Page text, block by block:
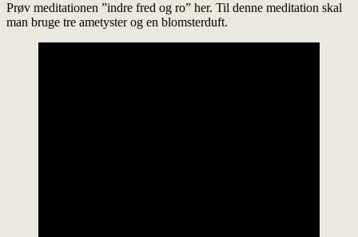
Prøv meditationen ”indre fred og ro” her. Til denne meditation skal
man bruge tre ametyster og en blomsterduft.